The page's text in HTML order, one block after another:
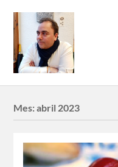
Mes:abril 2023